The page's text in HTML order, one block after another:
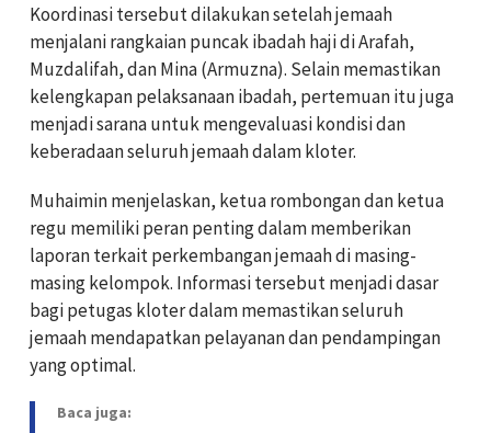
Koordinasi tersebut dilakukan setelah jemaah
menjalani rangkaian puncak ibadah haji di Arafah,
Muzdalifah, dan Mina (Armuzna). Selain memastikan
kelengkapan pelaksanaan ibadah, pertemuan itu juga
menjadi sarana untuk mengevaluasi kondisi dan
keberadaan seluruh jemaah dalam kloter.
Muhaimin menjelaskan, ketua rombongan dan ketua
regu memiliki peran penting dalam memberikan
laporan terkait perkembangan jemaah di masing-
masing kelompok. Informasi tersebut menjadi dasar
bagi petugas kloter dalam memastikan seluruh
jemaah mendapatkan pelayanan dan pendampingan
yang optimal.
Baca juga: